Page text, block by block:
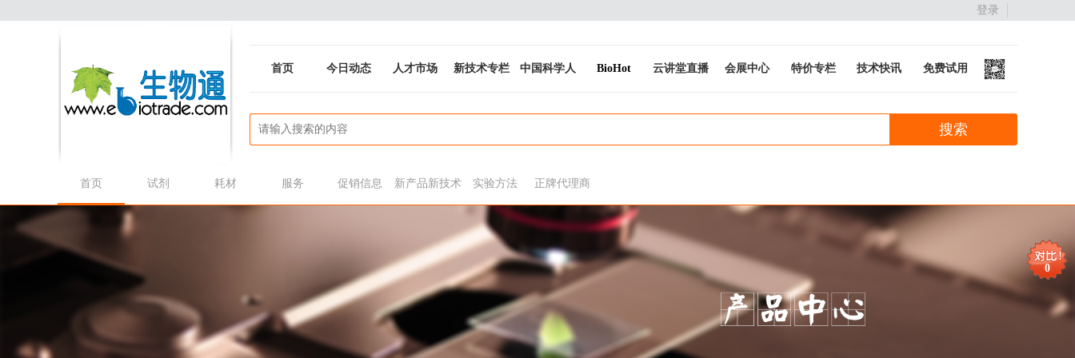
登录
首页 今日动态 人才市场 新技术专栏 中国科学人 BioHot 云讲堂直播 会展中心 特价专栏 技术快讯 免费试用
首页 试剂 耗材 服务 促销信息 新产品新技术 实验方法 正牌代理商
0